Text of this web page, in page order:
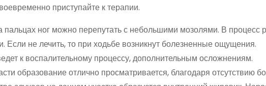
приступайте к терапии.
ног можно перепутать с небольшими мозолями. В процесс
не лечить, то при ходьбе возникнут болезненные ощущения.
к воспалительному процессу, дополнительным осложнениям.
образование отлично просматривается, благодаря отсутствию